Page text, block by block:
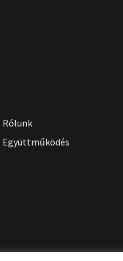
Rólunk
Együttműködés